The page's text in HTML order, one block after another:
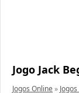
Jogo Jack
Jogos Online»